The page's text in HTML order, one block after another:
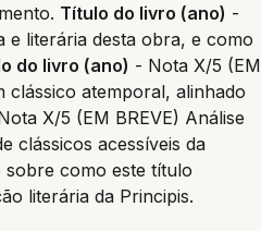
Título do livro (ano) -
e literária desta obra, e como
do livro (ano) - Nota X/5 (EM
clássico atemporal, alinhado
X/5 (EM BREVE) Análise
clássicos acessíveis da
sobre como este título
literária da Principis.